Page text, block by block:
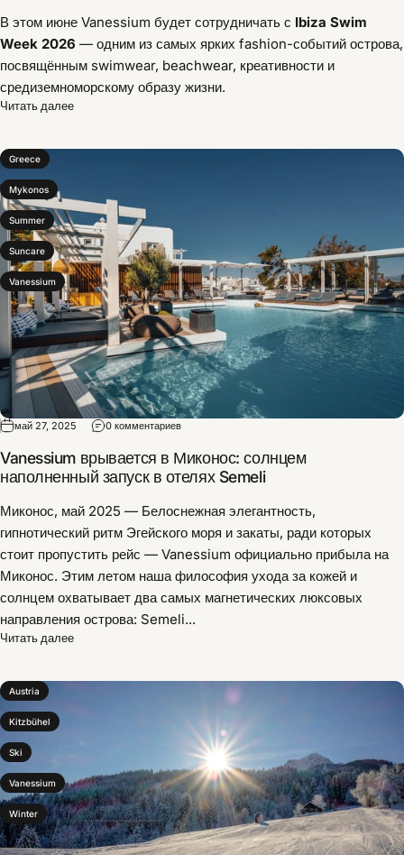
В этом июне Vanessium будет сотрудничать с Ibiza Swim
Week 2026 — одним из самых ярких fashion-событий острова,
посвящённым swimwear, beachwear, креативности и
средиземноморскому образу жизни.
Читать далее
Greece
Mykonos
Summer
Suncare
Vanessium
май 27, 2025 0 комментариев
Vanessium врывается в Миконос: солнцем
наполненный запуск в отелях Semeli
Миконос, май 2025 — Белоснежная элегантность,
гипнотический ритм Эгейского моря и закаты, ради которых
стоит пропустить рейс — Vanessium официально прибыла на
Миконос. Этим летом наша философия ухода за кожей и
солнцем охватывает два самых магнетических люксовых
направления острова: Semeli...
Читать далее
Austria
Kitzbühel
Ski
Vanessium
Winter